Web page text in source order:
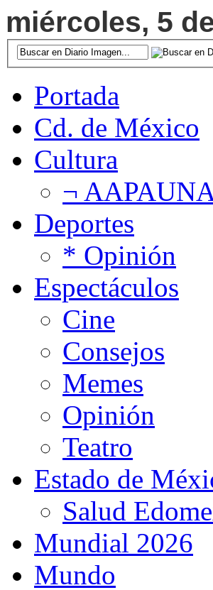
miércoles, 5
Portada
Cd. de México
Cultura
¬
Deportes
* Opinión
Espectáculos
Cine
Consejos
Memes
Opinión
Teatro
Estado de
Salud
Mundial 2026
Mundo